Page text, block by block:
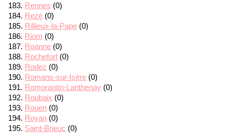
Rennes (0)
Rezé (0)
Rillieux-la-Pape (0)
Riom (0)
Roanne (0)
Rochefort (0)
Rodez (0)
Romans-sur-Isère (0)
Romorantin-Lanthenay (0)
Roubaix (0)
Rouen (0)
Royan (0)
Saint-Brieuc (0)